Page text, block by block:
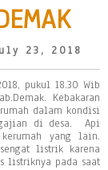
23, 2018
pukul 18.30 Wib
Kebakaran
dalam kondisi
di desa. Api
yang lain.
listrik karena
listriknya pada saat